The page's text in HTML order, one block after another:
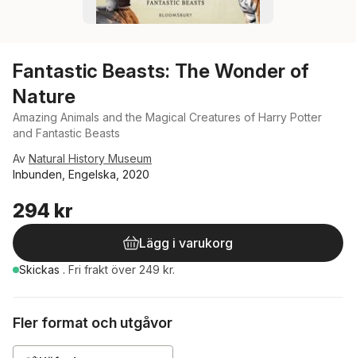
Fantastic Beasts: The Wonder of
Nature
Amazing Animals and the Magical Creatures of Harry Potter
and Fantastic Beasts
Av Natural History Museum
Inbunden, Engelska, 2020
294 kr
Lägg i varukorg
Skickas . Fri frakt över 249 kr.
Fler format och utgåvor